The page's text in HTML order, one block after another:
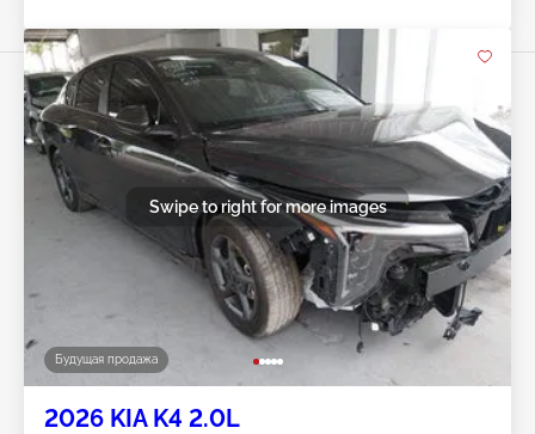
Будущая продажа
Swipe to right for more images
2026 KIA K4 2.0L